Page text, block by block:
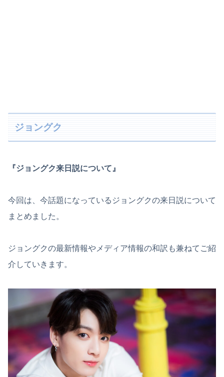
ジョングク
『ジョングク来日説について』
今回は、今話題になっているジョングクの来日説について
まとめました。
ジョングクの最新情報やメディア情報の和訳も兼ねてご紹
介していきます。